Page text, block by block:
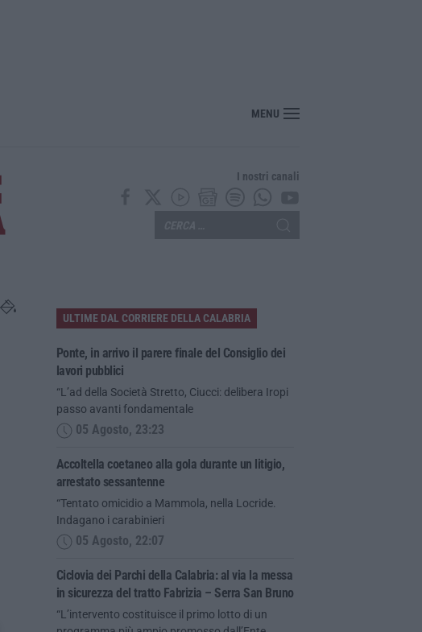
MENU
I nostri canali
ULTIME DAL CORRIERE DELLA CALABRIA
Ponte, in arrivo il parere finale del Consiglio dei
lavori pubblici
“L’ad della Società Stretto, Ciucci: delibera Iropi
passo avanti fondamentale
05 Agosto, 23:23
Accoltella coetaneo alla gola durante un litigio,
arrestato sessantenne
“Tentato omicidio a Mammola, nella Locride.
Indagano i carabinieri
05 Agosto, 22:07
Ciclovia dei Parchi della Calabria: al via la messa
in sicurezza del tratto Fabrizia – Serra San Bruno
“L’intervento costituisce il primo lotto di un